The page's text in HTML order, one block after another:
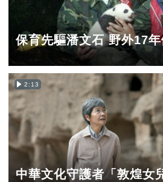
保育先驅潘文石 野外17
2:13
中華文化守護者「敦煌女